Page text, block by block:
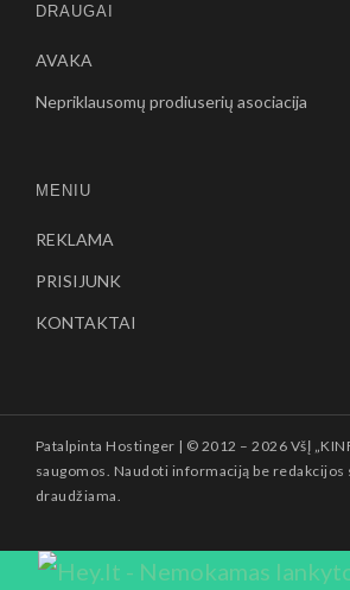
DRAUGAI
AVAKA
Nepriklausomų prodiuserių asociacija
MENIU
REKLAMA
PRISIJUNK
KONTAKTAI
Patalpinta Hostinger | © 2012 –2026 VšĮ
saugomos. Naudoti informaciją be redakcijos
draudžiama.